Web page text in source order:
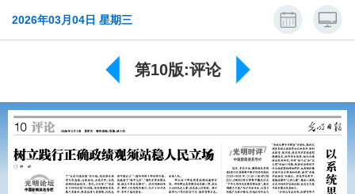
2026年03月04日 星期三
第10版:评论